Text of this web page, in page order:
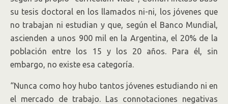
su tesis doctoral en los llamados ni-ni, los jóvenes que
no trabajan ni estudian y que, según el Banco Mundial,
ascienden a unos 900 mil en la Argentina, el 20% de la
población entre los 15 y los 20 años. Para él, sin
embargo, no existe esa categoría.
“Nunca como hoy hubo tantos jóvenes estudiando ni en
el mercado de trabajo. Las connotaciones negativas